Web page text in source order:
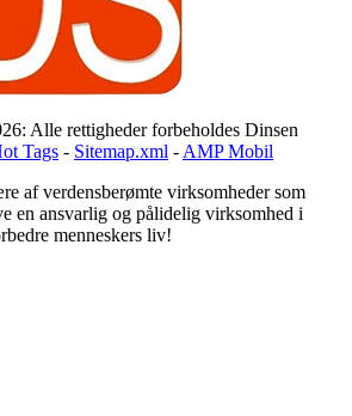
Alle rettigheder forbeholdes Dinsen
Tags - Sitemap.xml - AMP Mobil
af verdensberømte virksomheder som
en ansvarlig og pålidelig virksomhed i
menneskers liv!